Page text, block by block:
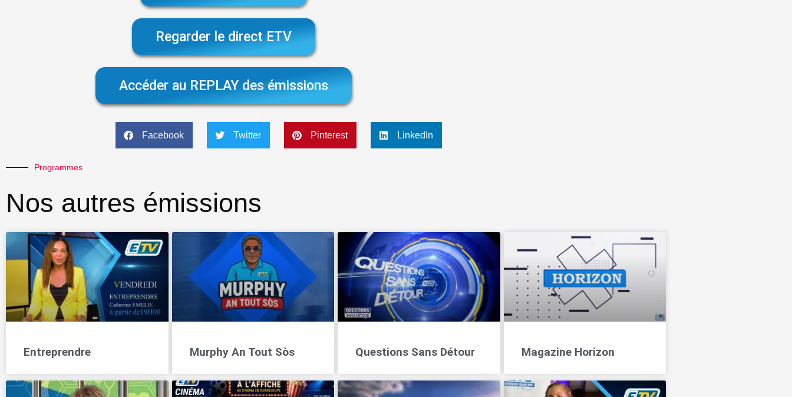
Regarder le direct ETV
Accéder au REPLAY des émissions
Facebook Twitter Pinterest LinkedIn
Programmes
Nos autres émissions
Entreprendre Murphy An Tout Sòs Questions Sans Détour Magazine Horizon